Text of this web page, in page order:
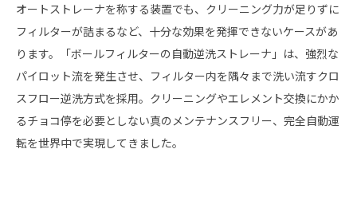
オートストレーナを称する装置でも、クリーニング力が足りずに
フィルターが詰まるなど、十分な効果を発揮できないケースがあ
ります。「ボールフィルターの自動逆洗ストレーナ」は、強烈な
パイロット流を発生させ、フィルター内を隅々まで洗い流すクロ
スフロー逆洗方式を採用。クリーニングやエレメント交換にかか
るチョコ停を必要としない真のメンテナンスフリー、完全自動運
転を世界中で実現してきました。